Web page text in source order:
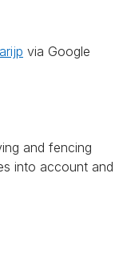
via Google
and fencing
into account and